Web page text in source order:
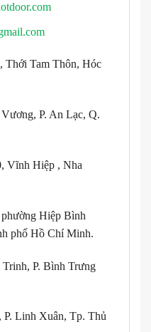
Thới Tam Thôn, Hóc
P. An Lạc, Q.
Vĩnh Hiệp , Nha
Hiệp Bình
phố Hồ Chí Minh.
P. Bình Trưng
Linh Xuân, Tp. Thủ